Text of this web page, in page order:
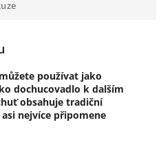
používat jako
dochucovadlo k dalším
obsahuje tradiční
nejvíce připomene